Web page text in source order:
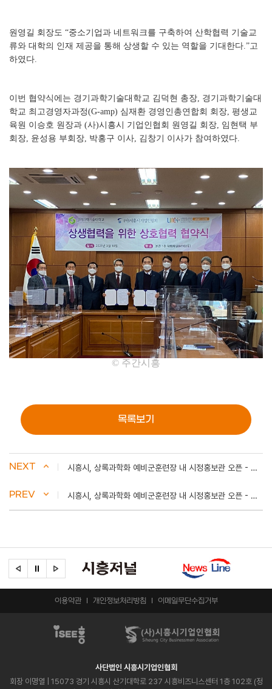
원영길 회장도 “중소기업과 네트워크를 구축하여 산학협력 기술교
류와 대학의 인재 제공을 통해 상생할 수 있는 역할을 기대한다.”고
하였다.
이번 협약식에는 경기과학기술대학교 김덕현 총장, 경기과학기술대
학교 최고경영자과정(G-amp) 심재환 경영인총연합회 회장, 평생교
육원 이승호 원장과 (사)시흥시 기업인협회 원영길 회장, 임현택 부
회장, 윤성용 부회장, 박홍구 이사, 김창기 이사가 참여하였다.
© 주간시흥
목록보기
NEXT 시흥시, 상록과학화 예비군훈련장 내 시정홍보관 오픈 - 경인매일
PREV 시흥시, 상록과학화 예비군훈련장 내 시정홍보관 오픈 - 국제뉴스
이용약관 개인정보처리방침 이메일무단수집거부
사단법인 시흥시기업인협회
회장 이명열 | 15073 경기 시흥시 산기대학로 237 시흥비즈니스센터 1층 102호 (정